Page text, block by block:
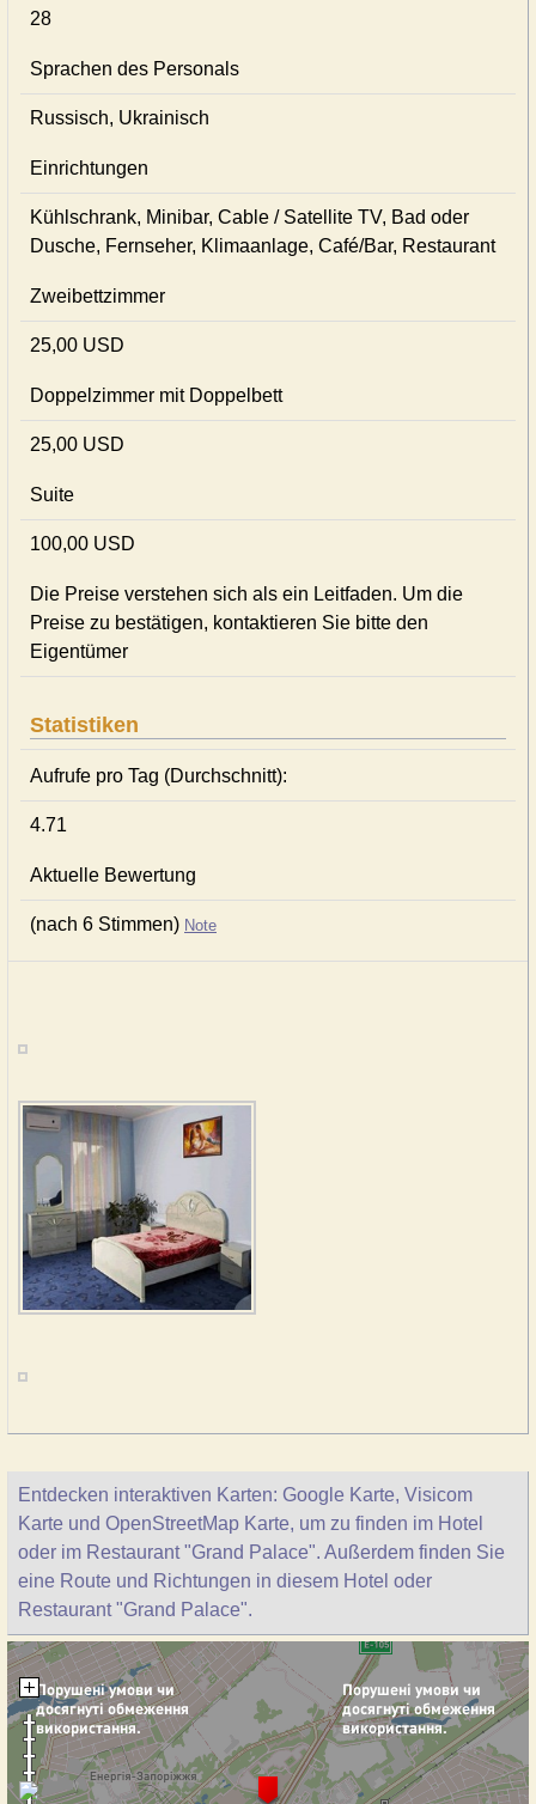
28
Sprachen des Personals
Russisch, Ukrainisch
Einrichtungen
Kühlschrank, Minibar, Cable / Satellite TV, Bad oder
Dusche, Fernseher, Klimaanlage, Café/Bar, Restaurant
Zweibettzimmer
25,00 USD
Doppelzimmer mit Doppelbett
25,00 USD
Suite
100,00 USD
Die Preise verstehen sich als ein Leitfaden. Um die
Preise zu bestätigen, kontaktieren Sie bitte den
Eigentümer
Statistiken
Aufrufe pro Tag (Durchschnitt):
4.71
Aktuelle Bewertung
(nach 6 Stimmen) Note
Entdecken interaktiven Karten: Google Karte, Visicom
Karte und OpenStreetMap Karte, um zu finden im Hotel
oder im Restaurant "Grand Palace". Außerdem finden Sie
eine Route und Richtungen in diesem Hotel oder
Restaurant "Grand Palace".